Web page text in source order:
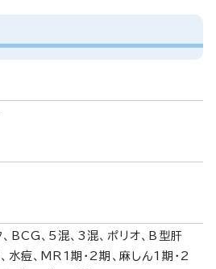
、BCG、5混、3混、ポリオ、B型肝
水痘、MR1期・2期、麻しん1期・2